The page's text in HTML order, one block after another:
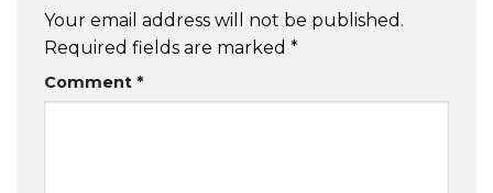
Your email address will not be published.
Required fields are marked *
Comment *